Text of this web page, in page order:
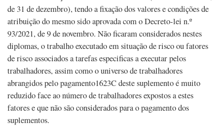
de 31 de dezembro), tendo a fixação dos valores e condições de
atribuição do mesmo sido aprovada com o Decreto-lei n.º
93/2021, de 9 de novembro. Não ficaram considerados nestes
diplomas, o trabalho executado em situação de risco ou fatores
de risco associados a tarefas especificas a executar pelos
trabalhadores, assim como o universo de trabalhadores
abrangidos pelo pagamento1623C deste suplemento é muito
reduzido face ao número de trabalhadores expostos a estes
fatores e que não são considerados para o pagamento dos
suplementos.